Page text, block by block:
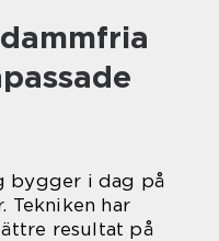
bygger i dag på
Tekniken har
resultat på